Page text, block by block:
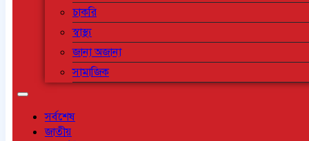
চাকরি
স্বাস্থ্য
জানা অজানা
সামাজিক
সর্বশেষ
জাতীয়